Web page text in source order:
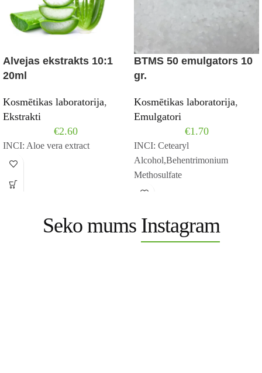
Alvejas ekstrakts 10:1
20ml
Kosmētikas laboratorija,
Ekstrakti
€2.60
INCI: Aloe vera extract
BTMS 50 emulgators 10
gr.
Kosmētikas laboratorija,
Emulgatori
€1.70
INCI: Cetearyl
Alcohol,Behentrimonium
Methosulfate
Seko mums Instagram